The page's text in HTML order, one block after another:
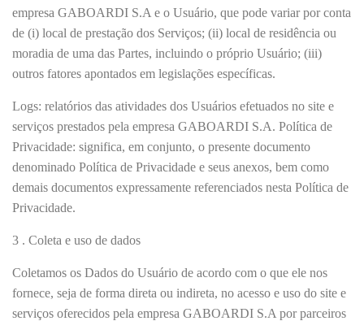
empresa GABOARDI S.A e o Usuário, que pode variar por conta
de (i) local de prestação dos Serviços; (ii) local de residência ou
moradia de uma das Partes, incluindo o próprio Usuário; (iii)
outros fatores apontados em legislações específicas.
Logs: relatórios das atividades dos Usuários efetuados no site e
serviços prestados pela empresa GABOARDI S.A. Política de
Privacidade: significa, em conjunto, o presente documento
denominado Política de Privacidade e seus anexos, bem como
demais documentos expressamente referenciados nesta Política de
Privacidade.
3 . Coleta e uso de dados
Coletamos os Dados do Usuário de acordo com o que ele nos
fornece, seja de forma direta ou indireta, no acesso e uso do site e
serviços oferecidos pela empresa GABOARDI S.A por parceiros